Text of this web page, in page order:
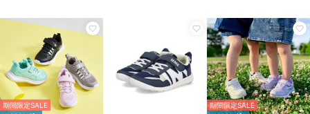
期間限定SALE
期間限定SALE